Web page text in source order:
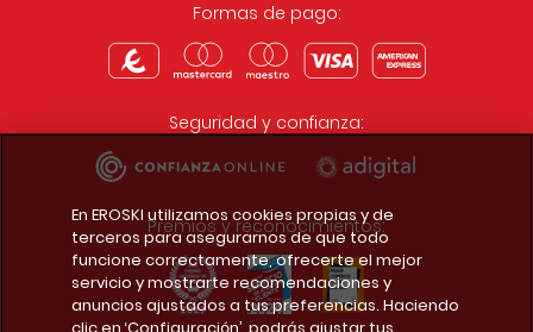
Formas de pago:
Seguridad y confianza:
Premios y reconocimientos:
En EROSKI utilizamos cookies propias y de
terceros para asegurarnos de que todo
funcione correctamente, ofrecerte el mejor
servicio y mostrarte recomendaciones y
anuncios ajustados a tus preferencias. Haciendo
clic en ‘Configuración’, podrás ajustar tus